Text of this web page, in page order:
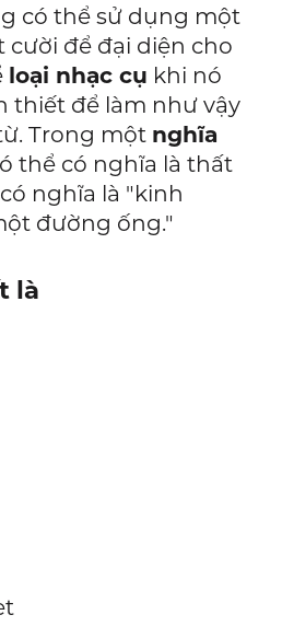
có thể sử dụng một
cười để đại diện cho
loại nhạc cụ khi nó
thiết để làm như vậy
Trong một nghĩa
thể có nghĩa là thất
nghĩa là "kinh
đường ống."
là